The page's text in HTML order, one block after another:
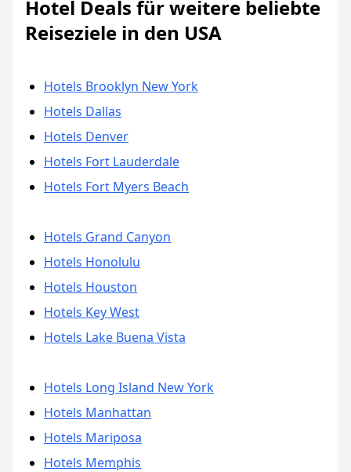
Hotel Deals für weitere beliebte
Reiseziele in den USA
Hotels Brooklyn New York
Hotels Dallas
Hotels Denver
Hotels Fort Lauderdale
Hotels Fort Myers Beach
Hotels Grand Canyon
Hotels Honolulu
Hotels Houston
Hotels Key West
Hotels Lake Buena Vista
Hotels Long Island New York
Hotels Manhattan
Hotels Mariposa
Hotels Memphis